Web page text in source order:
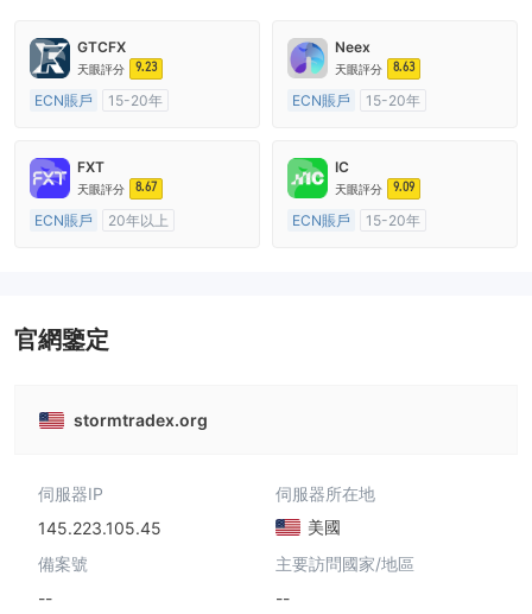
GTCFX
天眼評分 9.23
ECN賬戶
15-20年
主標MT4
Neex
天眼評分 8.63
ECN賬戶
15-20年
主標MT4
FXT
天眼評分 8.67
ECN賬戶
20年以上
IC
天眼評分 9.09
ECN賬戶
15-20年
官網鑒定
stormtradex.org
伺服器IP
145.223.105.45
伺服器所在地
美國
備案號
--
主要訪問國家/地區
--